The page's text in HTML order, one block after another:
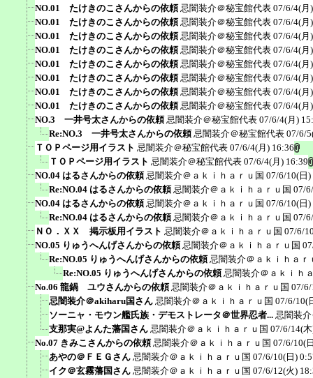
NO.01 たけきのこさんからの依頼 忌闇装介＠秘宝館代表 07/6/4(月
NO.01 たけきのこさんからの依頼 忌闇装介＠秘宝館代表 07/6/4(月
NO.01 たけきのこさんからの依頼 忌闇装介＠秘宝館代表 07/6/4(月
NO.01 たけきのこさんからの依頼 忌闇装介＠秘宝館代表 07/6/4(月
NO.01 たけきのこさんからの依頼 忌闇装介＠秘宝館代表 07/6/4(月
NO.01 たけきのこさんからの依頼 忌闇装介＠秘宝館代表 07/6/4(月
NO.01 たけきのこさんからの依頼 忌闇装介＠秘宝館代表 07/6/4(月
NO.01 たけきのこさんからの依頼 忌闇装介＠秘宝館代表 07/6/4(月
NO.3 一井号太さんからの依頼 忌闇装介＠秘宝館代表 07/6/4(月)
Re:NO.3 一井号太さんからの依頼 忌闇装介＠秘宝館代表 07/6/
ＴＯＰページ用イラスト 忌闇装介＠秘宝館代表 07/6/4(月) 16:36
ＴＯＰページ用イラスト 忌闇装介＠秘宝館代表 07/6/4(月) 16:39
NO.04 はるさんからの依頼 忌闇装介＠ａｋｉｈａｒｕ国 07/6/10(日)
Re:NO.04 はるさんからの依頼 忌闇装介＠ａｋｉｈａｒｕ国 07/
NO.04 はるさんからの依頼 忌闇装介＠ａｋｉｈａｒｕ国 07/6/10(日)
Re:NO.04 はるさんからの依頼 忌闇装介＠ａｋｉｈａｒｕ国 07/
ＮＯ．ＸＸ 掲示板用イラスト 忌闇装介＠ａｋｉｈａｒｕ国 07/6/
NO.05 りゅうへんげさんからの依頼 忌闇装介＠ａｋｉｈａｒｕ国
Re:NO.05 りゅうへんげさんからの依頼 忌闇装介＠ａｋｉｈａｒ
Re:NO.05 りゅうへんげさんからの依頼 忌闇装介＠ａｋｉｈ
No.06 龍鍋 ユウさんからの依頼 忌闇装介＠ａｋｉｈａｒｕ国 07/
忌闇装介＠akiharu国さん 忌闇装介＠ａｋｉｈａｒｕ国 07/6/10(
ソーニャ・モウン艦氏族・デモストレータ＠世界忍者... 忌闇装
支那実@よんた藩国さん 忌闇装介＠ａｋｉｈａｒｕ国 07/6/14(
No.07 きみこさんからの依頼 忌闇装介＠ａｋｉｈａｒｕ国 07/6/10(
あやの＠ＦＥＧさん 忌闇装介＠ａｋｉｈａｒｕ国 07/6/10(日)
イク＠玄霧藩国さん 忌闇装介＠ａｋｉｈａｒｕ国 07/6/12(火)